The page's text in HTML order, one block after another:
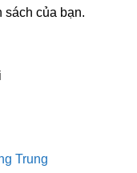
sách của bạn.
Trung